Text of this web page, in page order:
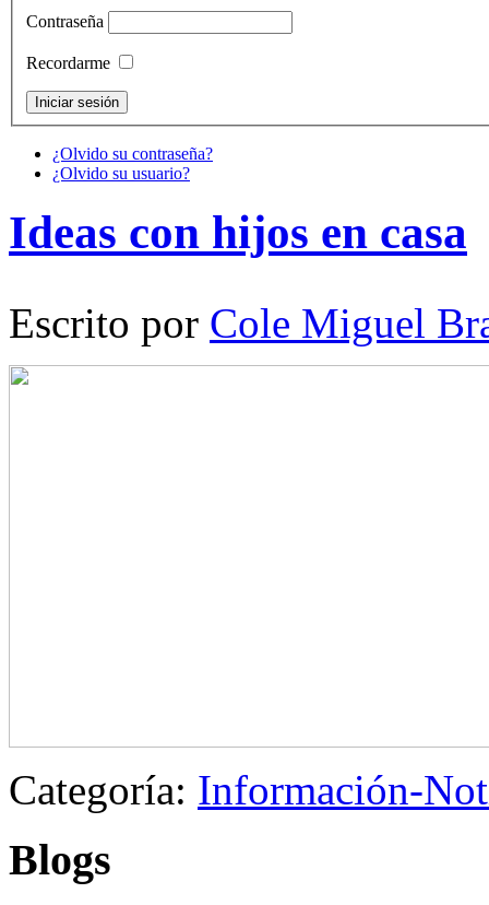
Contraseña
Recordarme
¿Olvido su contraseña?
¿Olvido su usuario?
Ideas con hijos en casa
Escrito por Cole Miguel
Categoría: Información-
Blogs